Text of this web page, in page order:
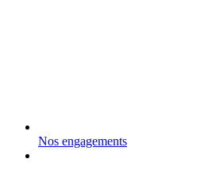
Nos engagements